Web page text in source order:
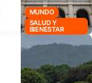
MUNDO
SALUD Y
BIENESTAR